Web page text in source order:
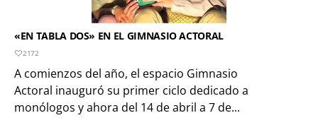
«EN TABLA DOS» EN EL GIMNASIO ACTORAL
2172
A comienzos del año, el espacio Gimnasio
Actoral inauguró su primer ciclo dedicado a
monólogos y ahora del 14 de abril a 7 de...